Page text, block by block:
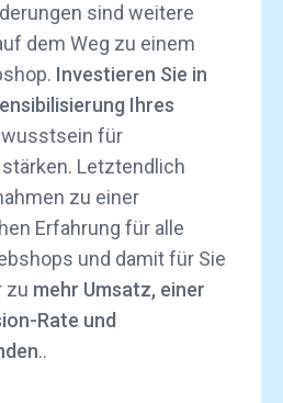
sind weitere
dem Weg zu einem
Investieren Sie in
Ihres
für
Letztendlich
zu einer
Erfahrung für alle
und damit für Sie
zu mehr Umsatz, einer
Rate und
..